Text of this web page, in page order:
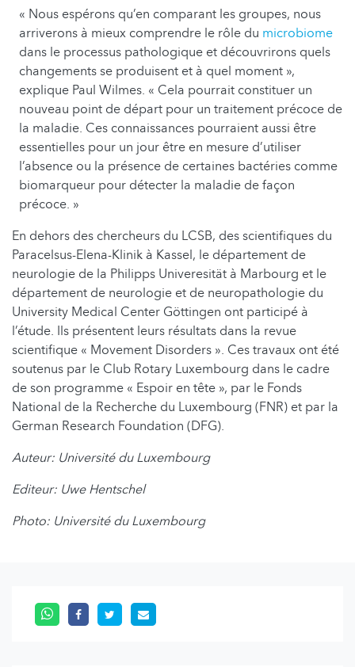
« Nous espérons qu’en comparant les groupes, nous
arriverons à mieux comprendre le rôle du microbiome
dans le processus pathologique et découvrirons quels
changements se produisent et à quel moment »,
explique Paul Wilmes. « Cela pourrait constituer un
nouveau point de départ pour un traitement précoce de
la maladie. Ces connaissances pourraient aussi être
essentielles pour un jour être en mesure d’utiliser
l’absence ou la présence de certaines bactéries comme
biomarqueur pour détecter la maladie de façon
précoce. »
En dehors des chercheurs du LCSB, des scientifiques du
Paracelsus-Elena-Klinik à Kassel, le département de
neurologie de la Philipps Univeresität à Marbourg et le
département de neurologie et de neuropathologie du
University Medical Center Göttingen ont participé à
l’étude. Ils présentent leurs résultats dans la revue
scientifique « Movement Disorders ». Ces travaux ont été
soutenus par le Club Rotary Luxembourg dans le cadre
de son programme « Espoir en tête », par le Fonds
National de la Recherche du Luxembourg (FNR) et par la
German Research Foundation (DFG).
Auteur: Université du Luxembourg
Editeur: Uwe Hentschel
Photo: Université du Luxembourg